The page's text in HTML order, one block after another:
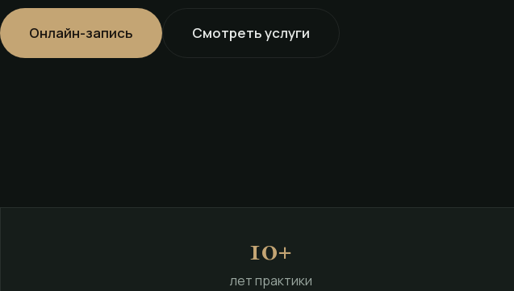
Онлайн-запись Смотреть услуги
10+
лет практики